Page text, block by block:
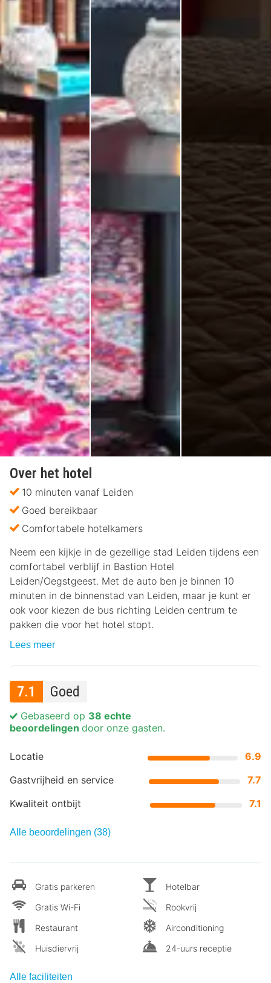
Over het hotel
10 minuten vanaf Leiden
Goed bereikbaar
Comfortabele hotelkamers
Neem een kijkje in de gezellige stad Leiden tijdens een
comfortabel verblijf in Bastion Hotel
Leiden/Oegstgeest. Met de auto ben je binnen 10
minuten in de binnenstad van Leiden, maar je kunt er
ook voor kiezen de bus richting Leiden centrum te
pakken die voor het hotel stopt.
Lees meer
7.1 Goed
Locatie
6.9
Gastvrijheid en service
7.7
Kwaliteit ontbijt
7.1
Gebaseerd op 38 echte
beoordelingen door onze gasten.
Alle beoordelingen (38)
Gratis parkeren
Gratis Wi-Fi
Restaurant
Huisdiervrij
Hotelbar
Rookvrij
Airconditioning
24-uurs receptie
Alle faciliteiten